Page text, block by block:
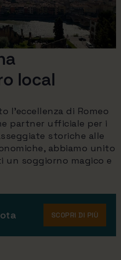
local
l'eccellenza di Romeo
partner ufficiale per i
storiche alle
abbiamo unito
un soggiorno magico e
SCOPRI DI PIÙ